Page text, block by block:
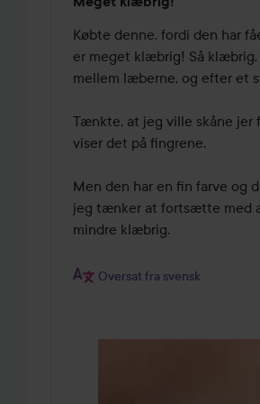
2
ud
af
5
Købte denne, fordi den har
er meget klæbrig! Så klæbrig,
mellem læberne, og efter et
Tænkte, at jeg ville skåne jer
viser det på fingrene.
Men den har en fin farve og
jeg tænker at fortsætte med
mindre klæbrig.
Oversat fra svensk